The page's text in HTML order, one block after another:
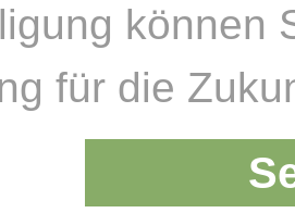
können
für die